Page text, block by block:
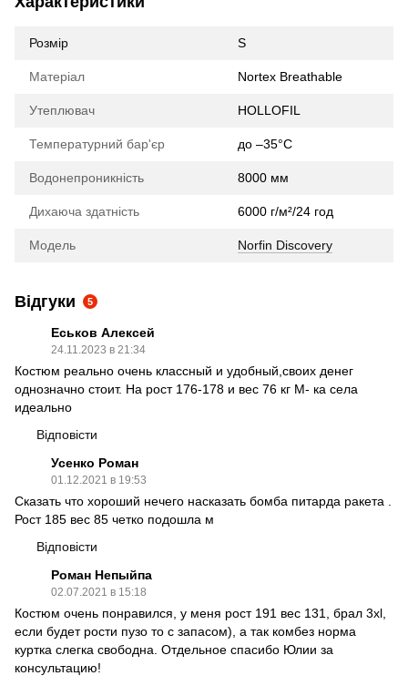
Розмір S
Матеріал Nortex Breathable
Утеплювач HOLLOFIL
Температурний бар'єр до –35°C
Водонепроникність 8000 мм
Дихаюча здатність 6000 г/м²/24 год
Модель Norfin Discovery
Відгуки 5
Еськов Алексей
24.11.2023 в 21:34
Костюм реально очень классный и удобный,своих денег
однозначно стоит. На рост 176-178 и вес 76 кг М- ка села
идеально
Відповісти
Усенко Роман
01.12.2021 в 19:53
Сказать что хороший нечего насказать бомба питарда ракета .
Рост 185 вес 85 четко подошла м
Відповісти
Роман Непыйпа
02.07.2021 в 15:18
Костюм очень понравился, у меня рост 191 вес 131, брал 3хl,
если будет рости пузо то с запасом), а так комбез норма
куртка слегка свободна. Отдельное спасибо Юлии за
консультацию!